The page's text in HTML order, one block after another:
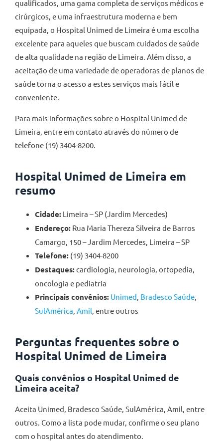
qualificados, uma gama completa de serviços médicos e
cirúrgicos, e uma infraestrutura moderna e bem
equipada, o Hospital Unimed de Limeira é uma escolha
excelente para aqueles que buscam cuidados de saúde
de alta qualidade na região de Limeira. Além disso, a
aceitação de uma variedade de operadoras de planos de
saúde torna o acesso a estes serviços mais fácil e
conveniente.
Para mais informações sobre o Hospital Unimed de
Limeira, entre em contato através do número de
telefone (19) 3404-8200.
Hospital Unimed de Limeira em
resumo
Cidade: Limeira – SP (Jardim Mercedes)
Endereço: Rua Maria Thereza Silveira de Barros
Camargo, 150 – Jardim Mercedes, Limeira – SP
Telefone: (19) 3404-8200
Destaques:cardiologia, neurologia, ortopedia,
oncologia e pediatria
Principais convênios: Unimed Bradesco Saúde
SulAmérica Amil , entre outros
Perguntas frequentes sobre o
Hospital Unimed de Limeira
Quais convênios o Hospital Unimed de
Limeira aceita?
Aceita Unimed, Bradesco Saúde, SulAmérica, Amil, entre
outros. Como a lista pode mudar, confirme o seu plano
com o hospital antes do atendimento.